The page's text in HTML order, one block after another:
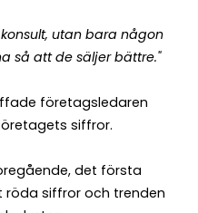
utan bara någon
så att de säljer bättre."
företagsledaren
siffror.
det första
röda siffror och trenden